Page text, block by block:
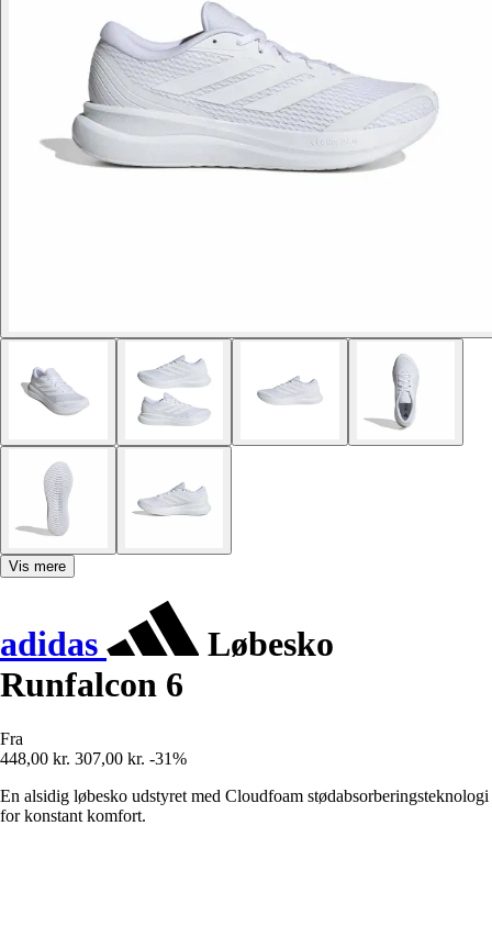
Vis mere
adidas
Løbesko
Runfalcon 6
Fra
448,00 kr. 307,00 kr. -31%
En alsidig løbesko udstyret med Cloudfoam stødabsorberingsteknologi
for konstant komfort.